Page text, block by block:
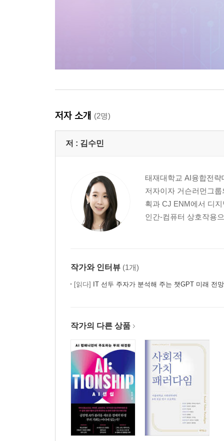
저자 소개 (2명)
저 : 김수민
태재대학교 AI융합전
저자이자 거슨러먼그
획과 CJ ENM에서 디
인간-컴퓨터 상호작용
작가와 인터뷰 (1개)
[읽다] IT 선두 주자가 분석해 주는 챗GPT 미래 전망
작가의 다른 상품